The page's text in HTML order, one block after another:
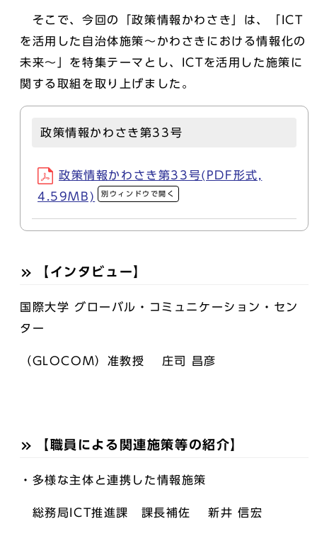
そこで、今回の「政策情報かわさき」は、「ICT
を活用した自治体施策～かわさきにおける情報化の
未来～」を特集テーマとし、ICTを活用した施策に
関する取組を取り上げました。
政策情報かわさき第33号
政策情報かわさき第33号(PDF形式,
4.59MB)
別ウィンドウで開く
【インタビュー】
国際大学 グローバル・コミュニケーション・セン
ター
（GLOCOM）准教授 庄司 昌彦
【職員による関連施策等の紹介】
・多様な主体と連携した情報施策
総務局ICT推進課 課長補佐 新井 信宏